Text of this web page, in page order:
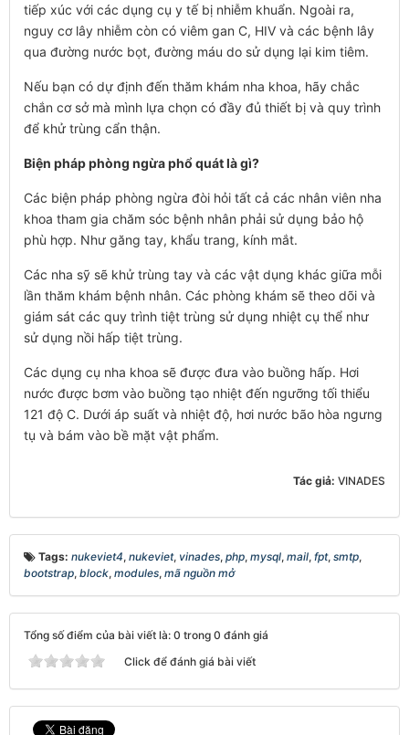
tiếp xúc với các dụng cụ y tế bị nhiễm khuẩn. Ngoài ra,
nguy cơ lây nhiễm còn có viêm gan C, HIV và các bệnh lây
qua đường nước bọt, đường máu do sử dụng lại kim tiêm.
Nếu bạn có dự định đến thăm khám nha khoa, hãy chắc
chắn cơ sở mà mình lựa chọn có đầy đủ thiết bị và quy trình
để khử trùng cẩn thận.
Biện pháp phòng ngừa phổ quát là gì?
Các biện pháp phòng ngừa đòi hỏi tất cả các nhân viên nha
khoa tham gia chăm sóc bệnh nhân phải sử dụng bảo hộ
phù hợp. Như găng tay, khẩu trang, kính mắt.
Các nha sỹ sẽ khử trùng tay và các vật dụng khác giữa mỗi
lần thăm khám bệnh nhân. Các phòng khám sẽ theo dõi và
giám sát các quy trình tiệt trùng sử dụng nhiệt cụ thể như
sử dụng nồi hấp tiệt trùng.
Các dụng cụ nha khoa sẽ được đưa vào buồng hấp. Hơi
nước được bơm vào buồng tạo nhiệt đến ngưỡng tối thiểu
121 độ C. Dưới áp suất và nhiệt độ, hơi nước bão hòa ngưng
tụ và bám vào bề mặt vật phẩm.
Tác giả: VINADES
Tags: nukeviet4, nukeviet, vinades, php, mysql, mail, fpt, smtp,
bootstrap, block, modules, mã nguồn mở
Tổng số điểm của bài viết là: 0 trong 0 đánh giá
Click để đánh giá bài viết